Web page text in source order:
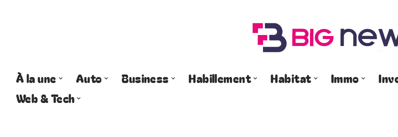
À la une Auto Business Habillement Habitat Immo
Web & Tech